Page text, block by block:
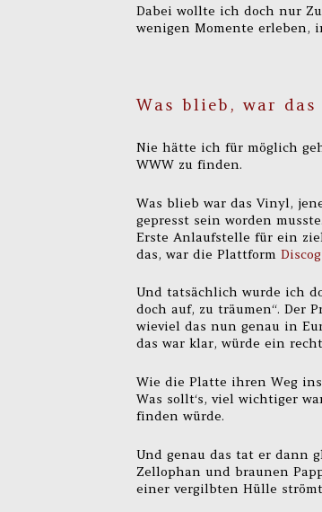
Dabei wollte ich doch nur
wenigen Momente erleben,
Was blieb, war
Nie hätte ich für möglich
WWW zu finden.
Was blieb war das Vinyl,
gepresst sein worden musste.
Erste Anlaufstelle für ein
das, war die Plattform
Und tatsächlich wurde ich
doch auf, zu träumen“. Der
wieviel das nun genau in
das war klar, würde ein
Wie die Platte ihren Weg
Was sollt‘s, viel wichtiger
finden würde.
Und genau das tat er dann
Zellophan und braunen
einer vergilbten Hülle